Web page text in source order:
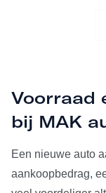
Voorraad
bij MAK
Een nieuwe auto
aankoopbedrag,